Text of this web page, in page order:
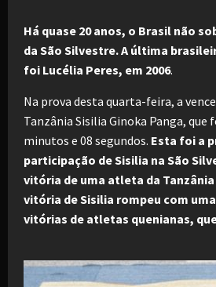
Há quase 20 anos, o Brasil não
da São Silvestre. A última
foi Lucélia Peres, em 2006.
Na prova desta quarta-feira, a
Tanzânia Sisilia Ginoka Panga, que
minutos e 08 segundos. Esta foi a
participação de Sisilia na São
vitória de uma atleta da Tanzânia
vitória de Sisilia rompeu com
vitórias de atletas quenianas,